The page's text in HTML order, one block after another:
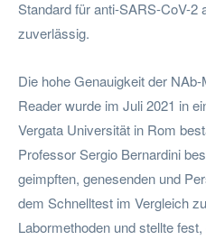
Standard für anti-SARS-CoV-2
zuverlässig.
Die hohe Genauigkeit der
Reader wurde im Juli 2021 in
Vergata Universität in Rom
Professor Sergio Bernardini
geimpften, genesenden und
dem Schnelltest im Vergleich
Labormethoden und stellte